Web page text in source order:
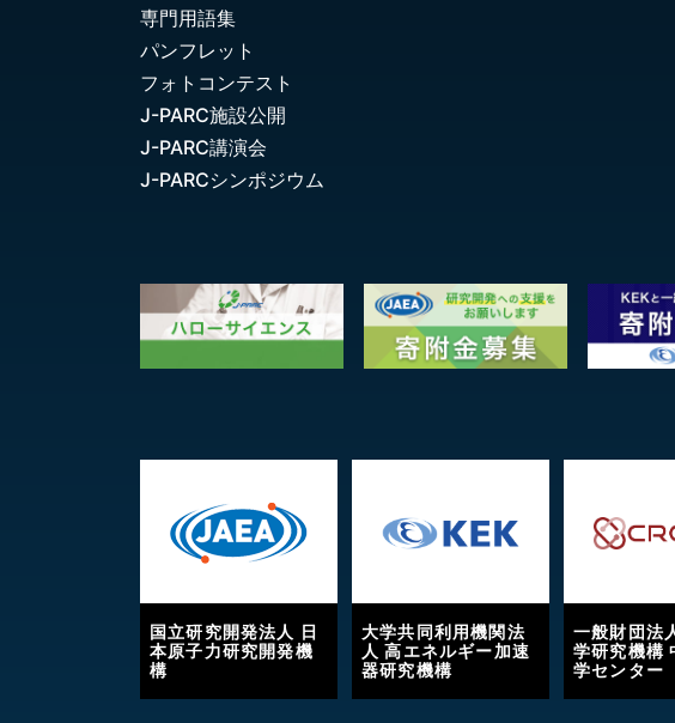
専門用語集
パンフレット
フォトコンテスト
J-PARC施設公開
J-PARC講演会
J-PARCシンポジウム
国立研究開発法人 日
本原子力研究開発機
構
大学共同利用機関法
人 高エネルギー加速
器研究機構
一般財団法
学研究機構
学センター